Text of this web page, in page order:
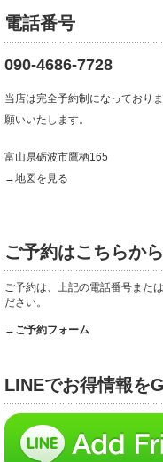
電話番号
090-4686-7728
当店は完全予約制になっており
願いいたします。
富山県砺波市鷹栖165
→地図を見る
ご予約はこちらから
ご予約は、上記の電話番号また
ださい。
→ご予約フォーム
LINEでお得情報を